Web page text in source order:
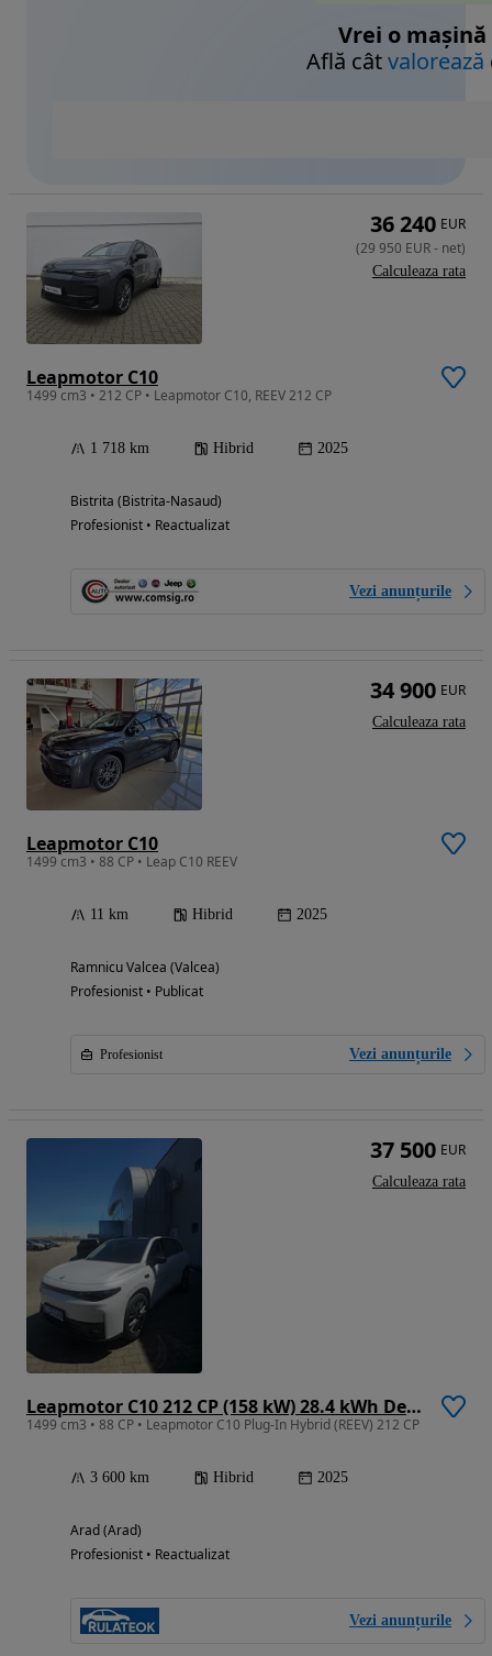
Vrei o mașină
Află câtvalorează
Leapmotor C10
1499 cm3 • 212 CP • Leapmotor C10, REEV 212 CP
1 718 km Hibrid 2025
Bistrita (Bistrita-Nasaud)
Profesionist • Reactualizat
Vezi anunțurile
36 240 EUR
(29 950 EUR- net)
Calculeaza rata
Leapmotor C10
1499 cm3 • 88 CP • Leap C10 REEV
11 km Hibrid 2025
Ramnicu Valcea (Valcea)
Profesionist • Publicat
Profesionist Vezi anunțurile
34 900 EUR
Calculeaza rata
Leapmotor C10 212 CP (158 kW) 28.4 kWh Design
1499 cm3 • 88 CP • Leapmotor C10 Plug-In Hybrid (REEV) 212 CP
3 600 km Hibrid 2025
Arad (Arad)
Profesionist • Reactualizat
Vezi anunțurile
37 500 EUR
Calculeaza rata